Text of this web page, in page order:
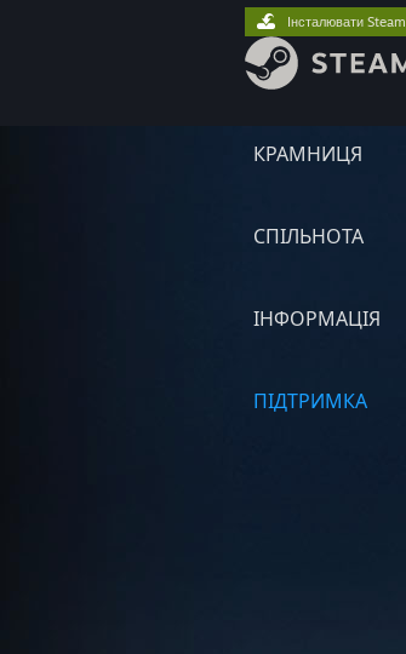
КРАМНИЦЯ
СПІЛЬНОТА
ІНФОРМАЦІЯ
ПІДТРИМКА
Інсталювати Steam